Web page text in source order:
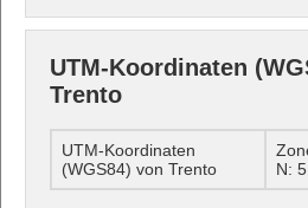
UTM-Koordinaten
Trento
UTM-Koordinaten
(WGS84) von Trento
N: